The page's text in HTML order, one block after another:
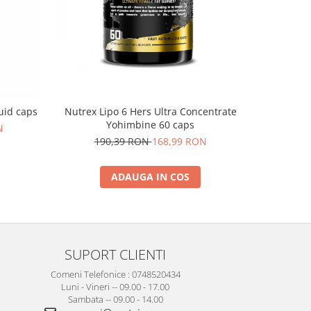
caps
Nutrex Lipo 6 Hers Ultra Concentrate
Yohimbine 60 caps
190,39 RON168,99 RON
ADAUGA IN COS
SUPORT CLIENTI
Comeni Telefonice : 0748520434
Luni - Vineri -- 09.00 - 17.00
Sambata -- 09.00 - 14.00